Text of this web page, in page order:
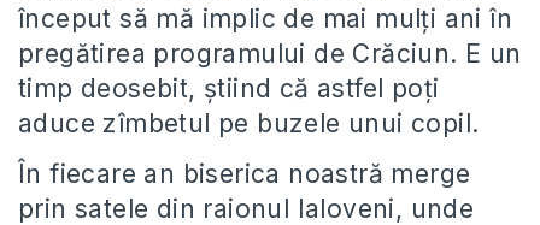
început să mă implic de mai mulți ani în
pregătirea programului de Crăciun. E un
timp deosebit, știind că astfel poți
aduce zîmbetul pe buzele unui copil.
În fiecare an biserica noastră merge
prin satele din raionul Ialoveni, unde